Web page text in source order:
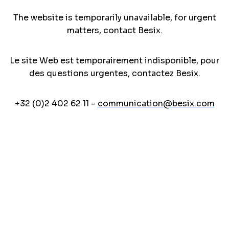
The website is temporarily unavailable, for urgent
matters, contact Besix.
Le site Web est temporairement indisponible, pour
des questions urgentes, contactez Besix.
+32 (0)2 402 62 11 - communication@besix.com